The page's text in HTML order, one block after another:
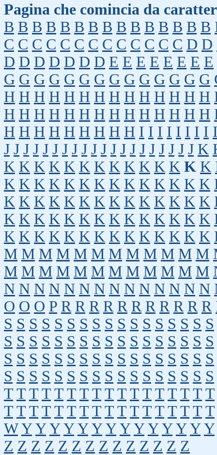
Pagina che comincia da
B B B B B B B B B B B B B B B
C C C C C C C C C C C C C D D
D D D D D D D E E E E E E E E
G G G G G G G G G G G G G G
H H H H H H H H H H H H H H
H H H H H H H H H H H H H H
H H H H H H H H H I I I I I I I I
J J J J J J J J J J J J J J J J J J J J K
K K K K K K K K K K K K K K
K K K K K K K K K K K K K K
K K K K K K K K K K K K K K
K K K K K K K K K K K K K K
K K K K K K K K K K K K K K
M M M M M M M M M M M M
M M M M M M M M M M M M
N N N N N N N N N N N N N N
O O O P R R R R R R R R R R R
S S S S S S S S S S S S S S S S S
S S S S S S S S S S S S S S S S S
S S S S S S S S S S S S S S S S S
S S S S S S S S S S S S S S S S S
T T T T T T T T T T T T T T T T T
T T T T T T T T T T T T T T T T T
W Y Y Y Y Y Y Y Y Y Y Y Y Y Y
Z Z Z Z Z Z Z Z Z Z Z Z Z Z